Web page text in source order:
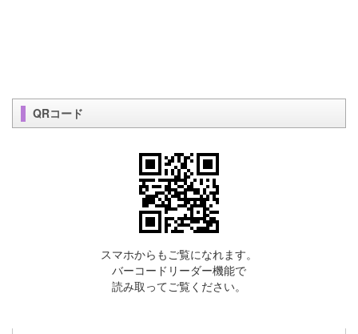
QRコード
スマホからもご覧になれます。
バーコードリーダー機能で
読み取ってご覧ください。